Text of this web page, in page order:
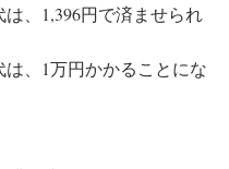
、1,396円で済ませられ
、1万円かかることにな